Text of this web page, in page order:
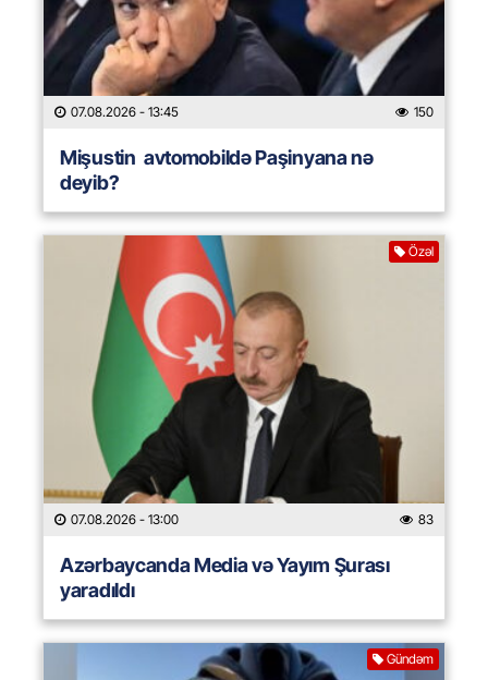
07.08.2026 - 13:45 150
Mişustin avtomobildə Paşinyana nə
deyib?
Özəl
07.08.2026 - 13:00 83
Azərbaycanda Media və Yayım Şurası
yaradıldı
Gündəm